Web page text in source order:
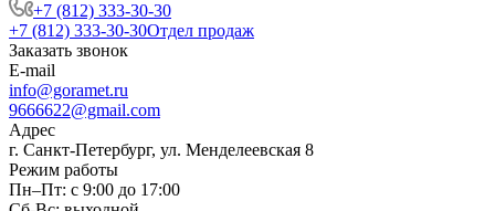
+7 (812) 333-30-30
+7 (812) 333-30-30Отдел продаж
Заказать звонок
E-mail
info@goramet.ru
9666622@gmail.com
Адрес
г. Санкт-Петербург, ул. Менделеевская 8
Режим работы
Пн–Пт: с 9:00 до 17:00